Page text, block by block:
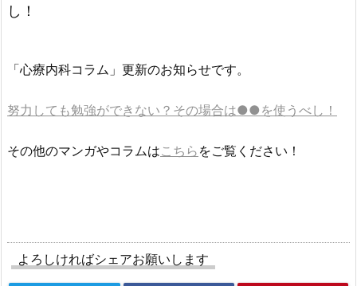
し！
「心療内科コラム」更新のお知らせです。
努力しても勉強ができない？その場合は●●を使うべし！
その他のマンガやコラムはこちら をご覧ください！
よろしければシェアお願いします